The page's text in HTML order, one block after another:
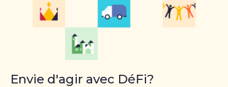
Envie d'agir avec DéFi?